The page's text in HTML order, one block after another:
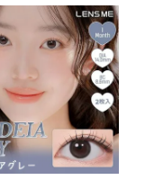
ズミー
（土日祝除く）